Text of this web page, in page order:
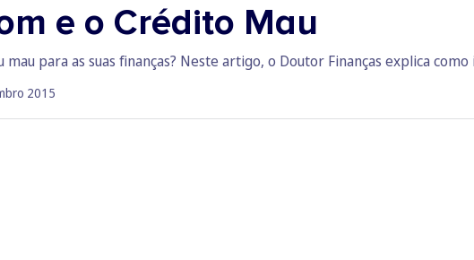
e o Crédito Mau
para as suas finanças? Neste artigo, o Doutor Finanças explica
2015